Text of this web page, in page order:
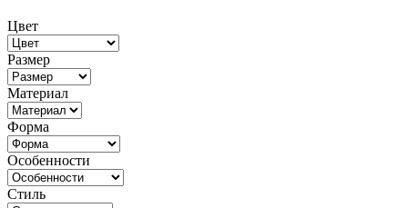
Цвет
Размер
Материал
Форма
Особенности
Стиль